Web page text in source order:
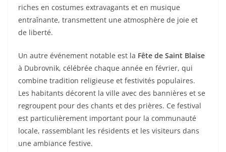
riches en costumes extravagants et en musique
entraînante, transmettent une atmosphère de joie et
de liberté.
Un autre événement notable est la Fête de Saint Blaise
à Dubrovnik, célébrée chaque année en février, qui
combine tradition religieuse et festivités populaires.
Les habitants décorent la ville avec des bannières et se
regroupent pour des chants et des prières. Ce festival
est particulièrement important pour la communauté
locale, rassemblant les résidents et les visiteurs dans
une ambiance festive.